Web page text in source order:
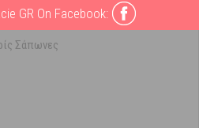
Parabens
Σάπωνες
GR On Facebook: